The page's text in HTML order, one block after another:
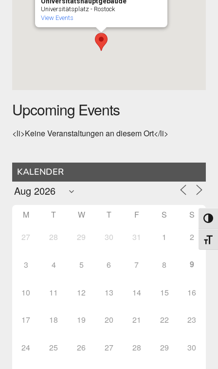
Universitätsplatz - Rostock
View Events
Upcoming Events
<li>Keine Veranstaltungen an diesem Ort</li>
KALENDER
M T W T F S S
27 28 29 30 31 1 2
3 4 5 6 7 8 9
10 11 12 13 14 15 16
17 18 19 20 21 22 23
24 25 26 27 28 29 30